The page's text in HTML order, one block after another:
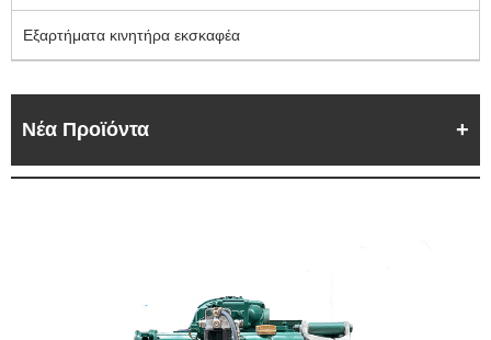
Εξαρτήματα κινητήρα εκσκαφέα
Νέα Προϊόντα